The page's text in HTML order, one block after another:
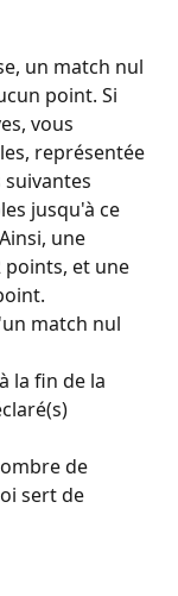
un match nul
point. Si
vous
représentée
jusqu'à ce
une
et une
match nul
la fin de la
de
sert de